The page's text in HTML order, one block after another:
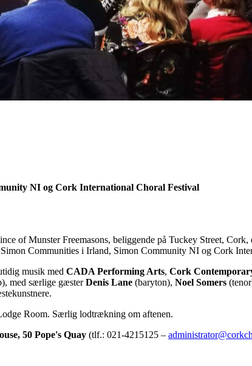
NI og Cork International Choral Festival
of Munster Freemasons, beliggende på Tuckey Street,
Communities i Irland, Simon Community NI og Cork
musik med CADA Performing Arts, Cork
med særlige gæsterDenis Lane (baryton), Noel Somers
Room. Særlig lodtrækning om aftenen.
50 Pope's Quay (tlf.: 021-4215125 –